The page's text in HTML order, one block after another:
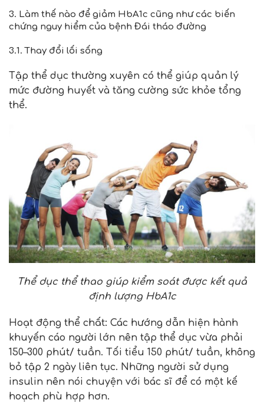
3. Làm thế nào để giảm HbA1c cũng như các biến
chứng nguy hiểm của bệnh Đái tháo đường
3.1. Thay đổi lối sống
Tập thể dục thường xuyên có thể giúp quản lý
mức đường huyết và tăng cường sức khỏe tổng
thể.
Thể dục thể thao giúp kiểm soát được kết quả
định lượng HbA1c
Hoạt động thể chất: Các hướng dẫn hiện hành
khuyến cáo người lớn nên tập thể dục vừa phải
150–300 phút/ tuần. Tối tiểu 150 phút/ tuần, không
bỏ tập 2 ngày liên tục. Những người sử dụng
insulin nên nói chuyện với bác sĩ để có một kế
hoạch phù hợp hơn.